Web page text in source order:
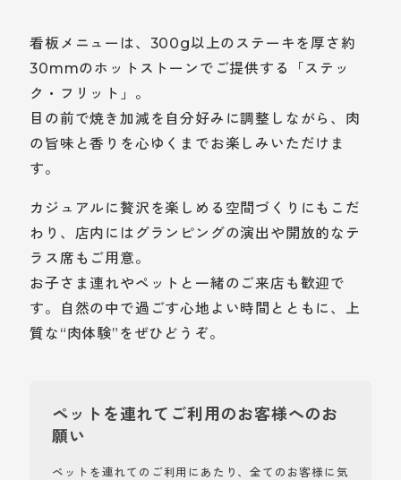
看板メニューは、300g以上のステーキを厚さ約
30mmのホットストーンでご提供する「ステッ
ク・フリット」。
目の前で焼き加減を自分好みに調整しながら、肉
の旨味と香りを心ゆくまでお楽しみいただけま
す。
カジュアルに贅沢を楽しめる空間づくりにもこだ
わり、店内にはグランピングの演出や開放的なテ
ラス席もご用意。
お子さま連れやペットと一緒のご来店も歓迎で
す。自然の中で過ごす心地よい時間とともに、上
質な“肉体験”をぜひどうぞ。
ペットを連れてご利用のお客様へのお
願い
ペットを連れてのご利用にあたり、全てのお客様に気